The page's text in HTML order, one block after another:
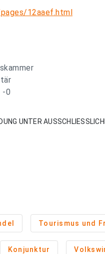
12aaef.html
-0
UNTER
Tourismus und
Konjunktur